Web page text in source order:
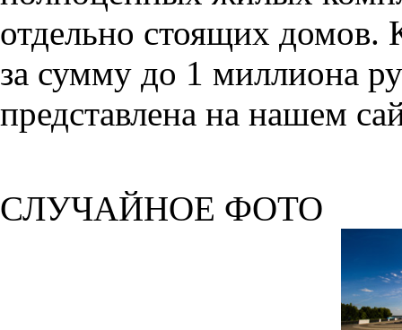
отдельно стоящих домов.
за сумму до 1 миллиона
представлена на нашем
СЛУЧАЙНОЕ ФОТО